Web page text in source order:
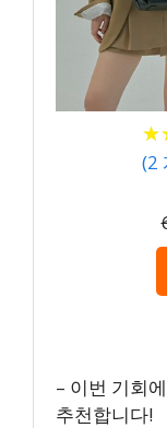
★
★
(2
– 이번 기회
추천합니다!